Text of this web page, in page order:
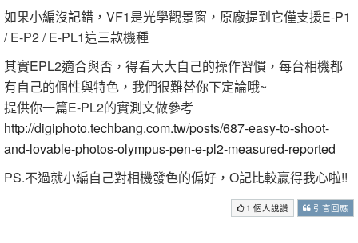
如果小編沒記錯，VF1是光學觀景窗，原廠提到它僅支援E-P1
/ E-P2 / E-PL1這三款機種
其實EPL2適合與否，得看大大自己的操作習慣，每台相機都
有自己的個性與特色，我們很難替你下定論哦~
提供你一篇E-PL2的實測文做參考
http://digiphoto.techbang.com.tw/posts/687-easy-to-shoot-
and-lovable-photos-olympus-pen-e-pl2-measured-reported
PS.不過就小編自己對相機發色的偏好，O記比較贏得我心啦!!
1 個人說讚 引言回應